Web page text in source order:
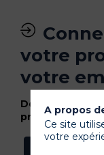
votre
votre
Déconnectez
profil (email).
A propos
Ce site
votre